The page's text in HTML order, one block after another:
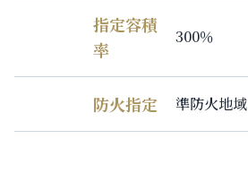
指定容積
率
300％
防火指定 準防火地域